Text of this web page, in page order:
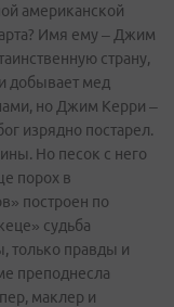
американской
Имя ему – Джим
страну,
добывает мед
но Джим Керри –
изрядно постарел.
Но песок с него
порох в
построен по
судьба
только правды и
преподнесла
маклер и